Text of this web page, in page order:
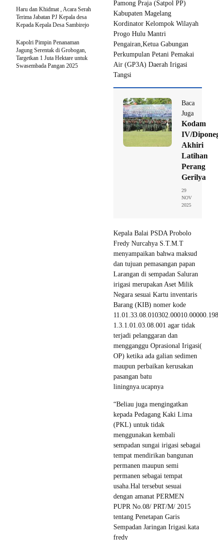
Pamong Praja (Satpol PP)
Kabupaten Magelang
Kordinator Kelompok Wilayah
Progo Hulu Mantri
Pengairan,Ketua Gabungan
Perkumpulan Petani Pemakai
Air (GP3A) Daerah Irigasi
Tangsi
Baca
Juga
Kodam
IV/
Akhiri
Latihan
Perang
Gerilya
29
NOV
2025
Kepala Balai PSDA Probolo
Fredy Nurcahya S.T.M.T
menyampaikan bahwa maksud
dan tujuan pemasangan papan
Larangan di sempadan Saluran
irigasi merupakan Aset Milik
Negara sesuai Kartu inventaris
Barang (KIB) nomer kode
1.3.1.01.03.08.001 agar tidak
terjadi pelanggaran dan
mengganggu Oprasional Irigasi(
OP) ketika ada galian sedimen
maupun perbaikan kerusakan
pasangan batu
liningnya.ucapnya
“Beliau juga mengingatkan
kepada Pedagang Kaki Lima
(PKL) untuk tidak
menggunakan kembali
sempadan sungai irigasi sebagai
tempat mendirikan bangunan
permanen maupun semi
permanen sebagai tempat
usaha.Hal tersebut sesuai
dengan amanat PERMEN
PUPR No.08/ PRT/M/ 2015
tentang Penetapan Garis
Sempadan Jaringan Irigasi.kata
fredy
Haru dan Khidmat , Acara Serah
Terima Jabatan PJ Kepala desa
Kepada Kepala Desa Sambirejo
Kapolri Pimpin Penanaman
Jagung Serentak di Grobogan,
Targetkan 1 Juta Hektare untuk
Swasembada Pangan 2025